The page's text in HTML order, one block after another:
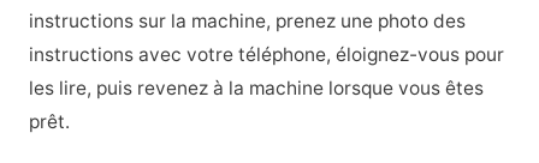
instructions sur la machine, prenez une photo des
instructions avec votre téléphone, éloignez-vous pour
les lire, puis revenez à la machine lorsque vous êtes
prêt.